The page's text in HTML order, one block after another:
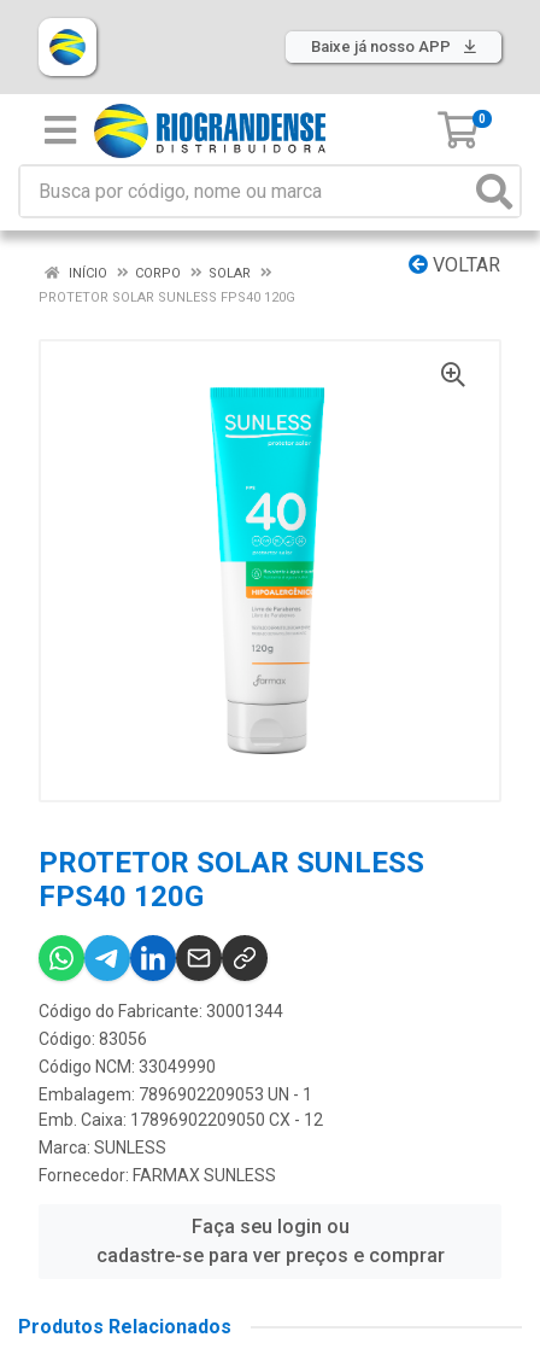
Baixe já nosso APP
0
VOLTAR
INÍCIO CORPO
SOLAR
PROTETOR SOLAR SUNLESS FPS40 120G
PROTETOR SOLAR SUNLESS
FPS40 120G
Código do Fabricante: 30001344
Código: 83056
Código NCM: 33049990
Embalagem: 7896902209053 UN - 1
Emb. Caixa: 17896902209050 CX - 12
Marca: SUNLESS
Fornecedor: FARMAX SUNLESS
Faça seu login ou
cadastre-se para ver preços e comprar
Produtos Relacionados